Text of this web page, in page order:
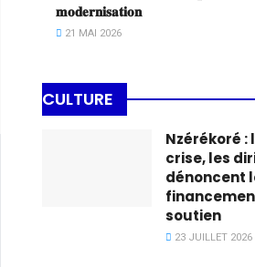
𝐦𝐨𝐝𝐞𝐫𝐧𝐢𝐬𝐚𝐭𝐢𝐨𝐧
21 MAI 2026
CULTURE
Nzérékoré :
crise, les
dénoncent
soutien
23 JUILLET 2026